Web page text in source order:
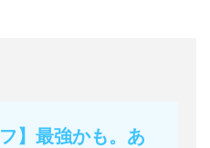
】最強かも。あ